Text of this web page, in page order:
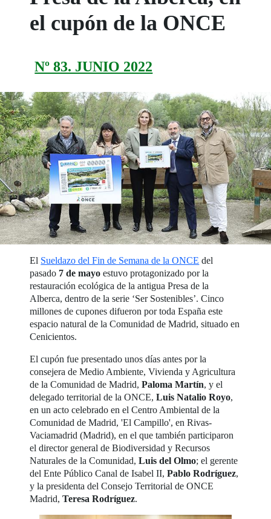
el cupón de la ONCE
Nº 83. JUNIO 2022
El Sueldazo del Fin de Semana de la ONCE del
pasado 7 de mayo estuvo protagonizado por la
restauración ecológica de la antigua Presa de la
Alberca, dentro de la serie ‘Ser Sostenibles’. Cinco
millones de cupones difueron por toda España este
espacio natural de la Comunidad de Madrid, situado en
Cenicientos.
El cupón fue presentado unos días antes por la
consejera de Medio Ambiente, Vivienda y Agricultura
de la Comunidad de Madrid,Paloma Martín, y el
delegado territorial de la ONCE,Luis Natalio Royo,
en un acto celebrado en el Centro Ambiental de la
Comunidad de Madrid, 'El Campillo', en Rivas-
Vaciamadrid (Madrid), en el que también participaron
el director general de Biodiversidad y Recursos
Naturales de la Comunidad,Luis del Olmo; el gerente
del Ente Público Canal de Isabel II,Pablo Rodríguez,
y la presidenta del Consejo Territorial de ONCE
Madrid,Teresa Rodríguez.